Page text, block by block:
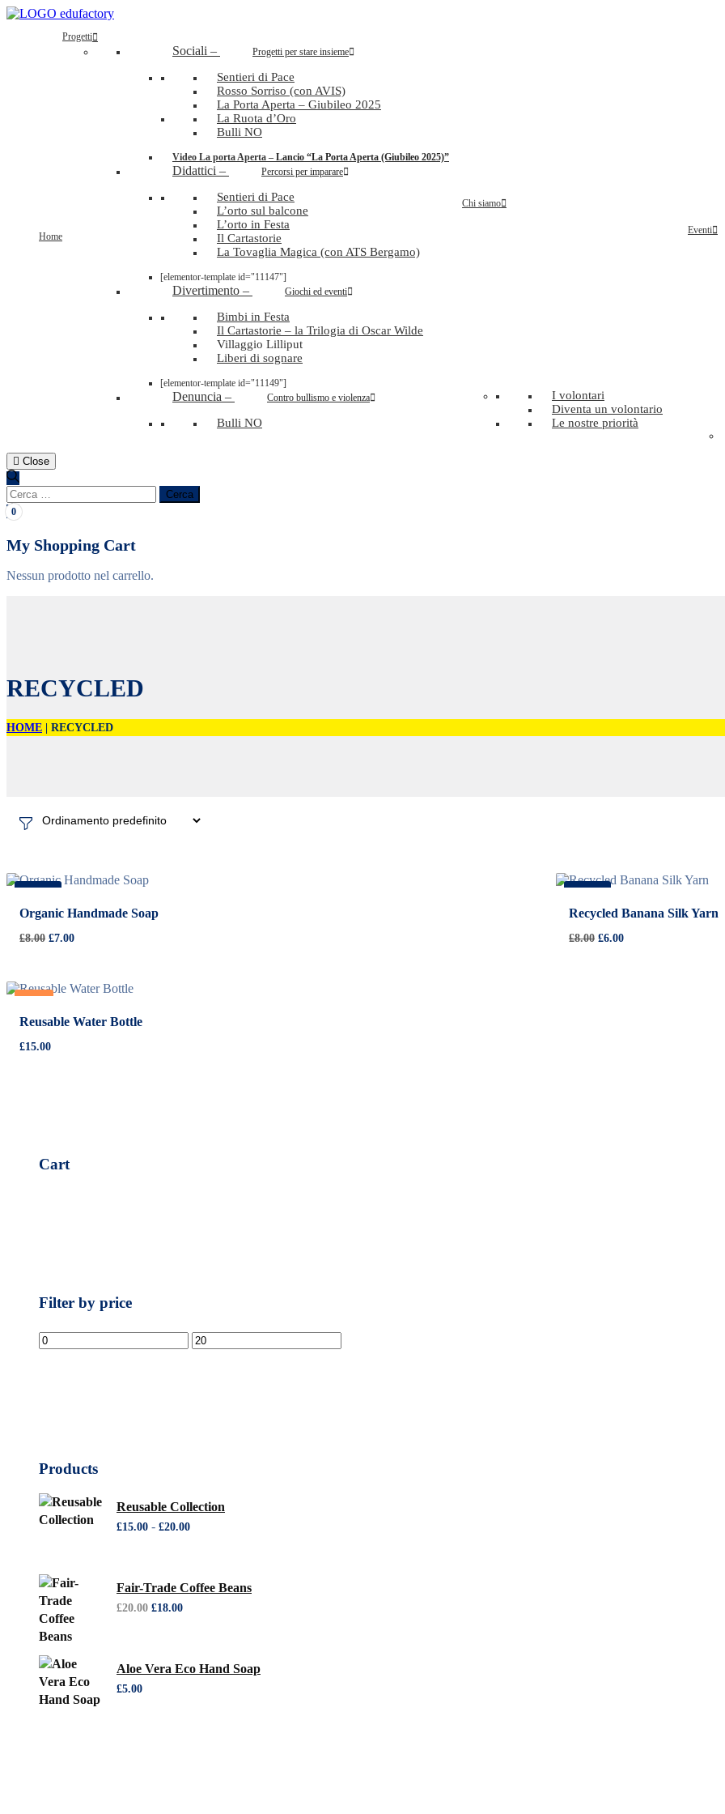
Home
Progetti
Sociali – Progetti per stare insieme
Sentieri di Pace
Rosso Sorriso (con AVIS)
La Porta Aperta – Giubileo 2025
La Ruota d’Oro
Bulli NO
Video La porta Aperta – Lancio “La Porta Aperta (Giubileo 2025)”
Didattici – Percorsi per imparare
Sentieri di Pace
L’orto sul balcone
L’orto in Festa
Il Cartastorie
La Tovaglia Magica (con ATS Bergamo)
[elementor-template id="11147"]
Divertimento – Giochi ed eventi
Bimbi in Festa
Il Cartastorie – la Trilogia di Oscar Wilde
Villaggio Lilliput
Liberi di sognare
[elementor-template id="11149"]
Denuncia – Contro bullismo e violenza
Bulli NO
Chi siamo
I volontari
Diventa un volontario
Le nostre priorità
Eventi
Close
Ricerca
per:
0
My Shopping Cart
Nessun prodotto nel carrello.
RECYCLED
HOME RECYCLED
Organic Handmade Soap
£8.00 Il
era:
£7.00Il
è:
Recycled Banana Silk Yarn
£8.00 Il
£6.00Il
Reusable Water Bottle
£15.00
Cart
Filter by price
Prezzo Prezzo
Products
Reusable Collection
£15.00 - £20.00Fascia
£15.00
a
Fair-Trade Coffee Beans
£20.00 Il
£20.00.
£18.00Il
£18.00.
Aloe Vera Eco Hand Soap
£5.00